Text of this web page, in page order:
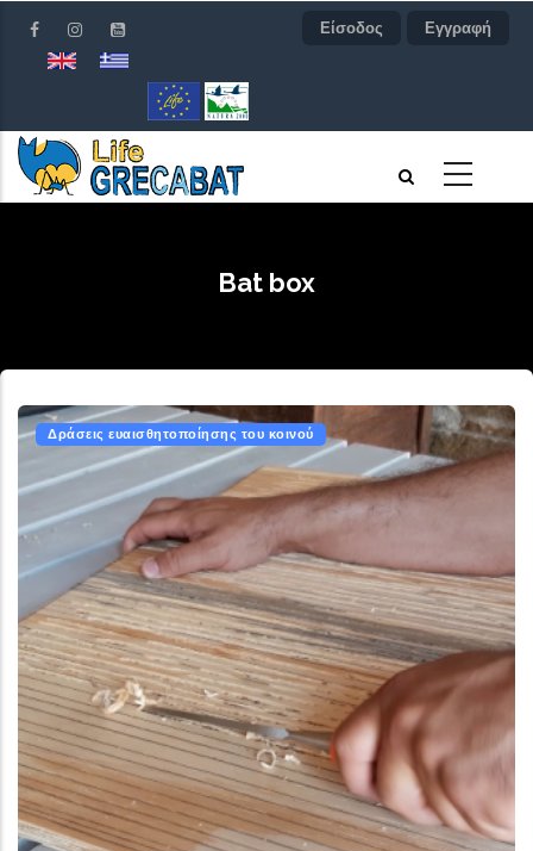
προς
περιεχόμενο
Είσοδος Εγγραφή
Bat box
Δράσεις ευαισθητοποίησης του κοινού